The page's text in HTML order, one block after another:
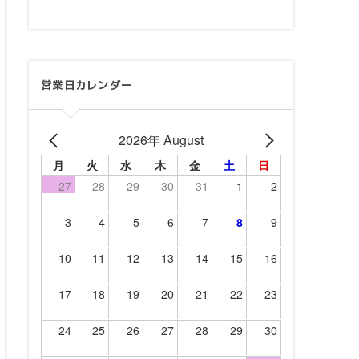
営業日カレンダー
2026年 August
月 火 水 木 金 土
日
27
28 29 30 31 1 2
3 4 5 6 7 8 9
10 11 12 13 14 15 16
17 18 19 20 21 22 23
24 25 26 27 28 29 30